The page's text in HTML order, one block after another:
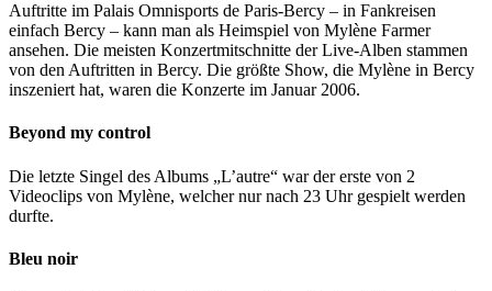
Auftritte im Palais Omnisports de Paris-Bercy – in Fankreisen
einfach Bercy – kann man als Heimspiel von Mylène Farmer
ansehen. Die meisten Konzertmitschnitte der Live-Alben stammen
von den Auftritten in Bercy. Die größte Show, die Mylène in Bercy
inszeniert hat, waren die Konzerte im Januar 2006.
Beyond my control
Die letzte Singel des Albums „L’autre“ war der erste von 2
Videoclips von Mylène, welcher nur nach 23 Uhr gespielt werden
durfte.
Bleu noir